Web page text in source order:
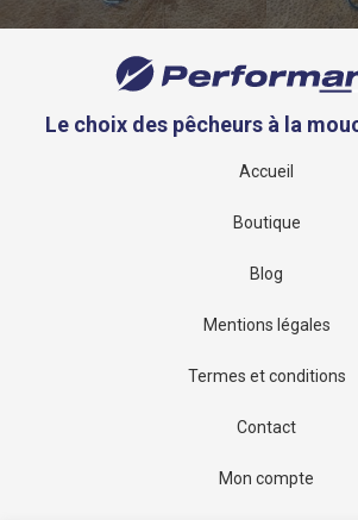
Le choix des pêcheurs à la
Accueil
Boutique
Blog
Mentions légales
Termes et conditions
Contact
Mon compte